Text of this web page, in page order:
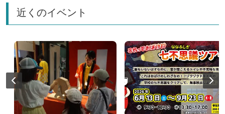
近くのイベント